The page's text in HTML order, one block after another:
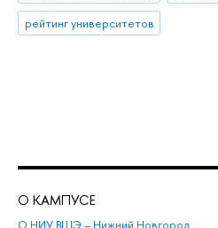
рейтинг университетов
О КАМПУСЕ
О НИУ ВШЭ – Нижний Новгород